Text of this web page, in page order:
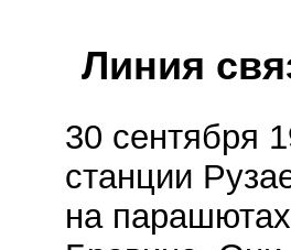
Линия
30 сентября
станции
на